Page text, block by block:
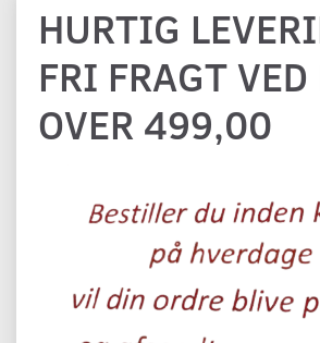
HURTIG
FRI FRAGT
OVER 499,00